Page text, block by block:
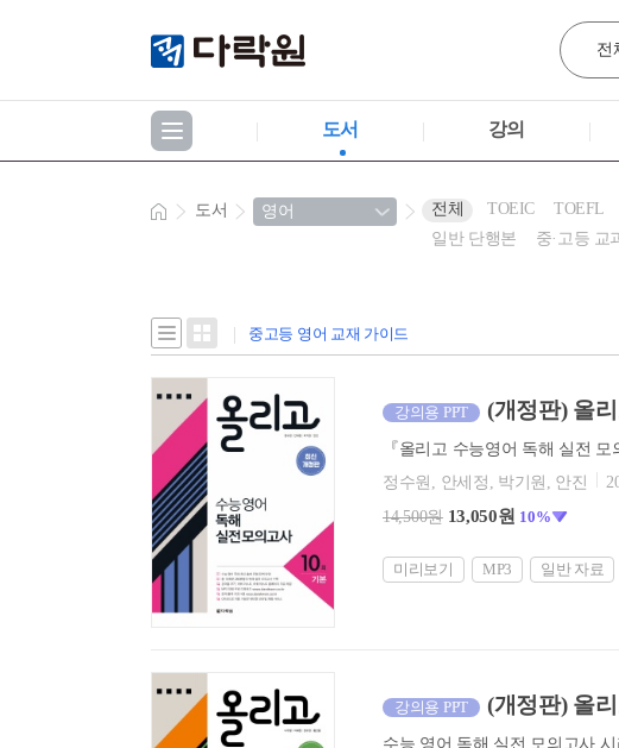
도서 강의
도서 전체 TOEIC TOEFL
일반 단행본
중·고등 교
중고등 영어 교재 가이드
강의용 PPT (개정판) 올
정수원, 안세정, 박기원, 안진
14,500원 13,050원 10%
미리보기 MP3 일반 자료
강의용 PPT (개정판) 올